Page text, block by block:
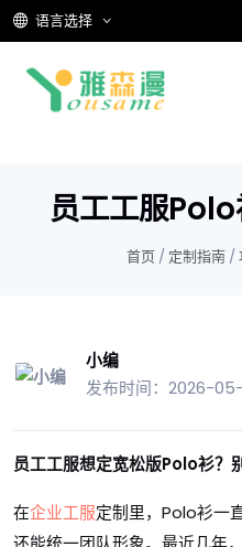
语言选择
员工工服
首页 / 定制指南 /
小编
发布时间：2026-
员工工服想定宽松版Polo衫？
在企业工服定制里，Polo衫一